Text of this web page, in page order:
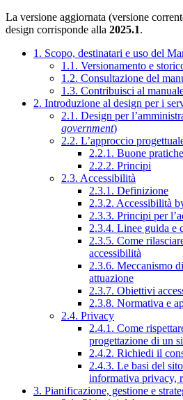
La versione aggiornata (versione
design corrisponde alla 2025.1.
1. Scopo, destinatari e uso del
1.1. Versionamento e
1.2. Consultazione del
1.3. Contribuisci al
2. Introduzione al design per i
2.1. Design per
government)
2.2. L’approccio
2.2.1. Buone pratiche
2.2.2. Principi
2.3. Accessibilità
2.3.1. Definizione
2.3.2. Accessibilità
2.3.3. Principi per
2.3.4. Linee guida e
2.3.5. Come
accessibilità
2.3.6. Meccanismo
attuazione
2.3.7. Obiettivi
2.3.8. Normativa e
2.4. Privacy
2.4.1. Come
progettazione di un
2.4.2. Richiedi il
2.4.3. Le basi del
informativa privacy,
3. Pianificazione, gestione e